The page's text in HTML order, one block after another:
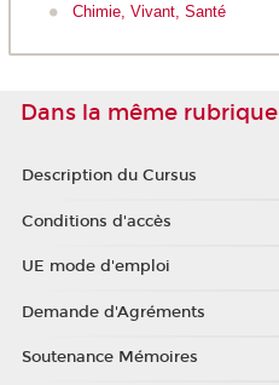
Chimie, Vivant, Santé
Dans la même rubrique
Description du Cursus
Conditions d'accès
UE mode d'emploi
Demande d'Agréments
Soutenance Mémoires